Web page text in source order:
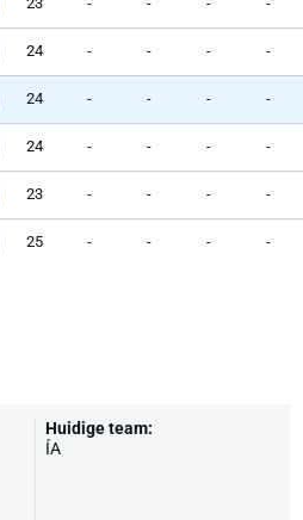
24 - - - -
24 - - - -
24 - - - -
23 - - - -
25 - - - -
Huidige team:
ÍA